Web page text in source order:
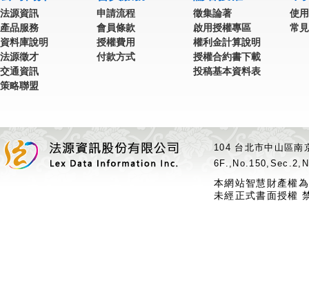
法源資訊
產品服務
資料庫說明
法源徵才
交通資訊
策略聯盟
申請流程
會員條款
授權費用
付款方式
徵集論著
啟用授權專區
權利金計算說明
授權合約書下載
投稿基本資料表
使
常
104 台北市中山區
本網站智慧財產權
未經正式書面授權